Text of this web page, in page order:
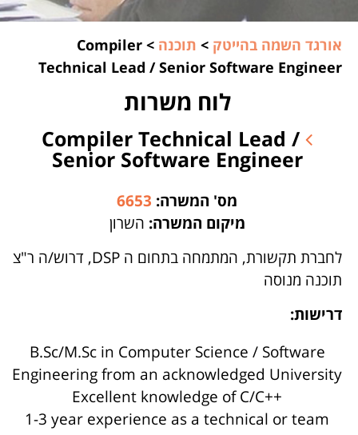
אורגד השמה בהייטק > תוכנה >
Compiler
Technical Lead / Senior Software Engineer
לוח משרות
Compiler Technical Lead /
Senior Software Engineer
מס' המשרה: 6653
מיקום המשרה: השרון
לחברת תקשורת, המתמחה בתחום ה DSP, דרוש/ה ר"צ
תוכנה מנוסה
דרישות:
B.Sc/M.Sc in Computer Science / Software
Engineering from an acknowledged University
Excellent knowledge of C/C++
1-3 year experience as a technical or team